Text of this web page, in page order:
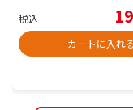
税込
カートに入れる